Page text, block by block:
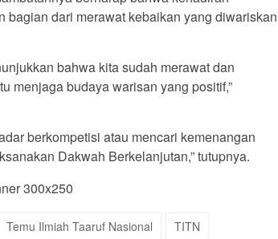
bagian dari merawat kebaikan yang diwariskan
bahwa kita sudah merawat dan
menjaga budaya warisan yang positif,”
berkompetisi atau mencari kemenangan
Dakwah Berkelanjutan,” tutupnya.
Temu Ilmiah Taaruf Nasional TITN